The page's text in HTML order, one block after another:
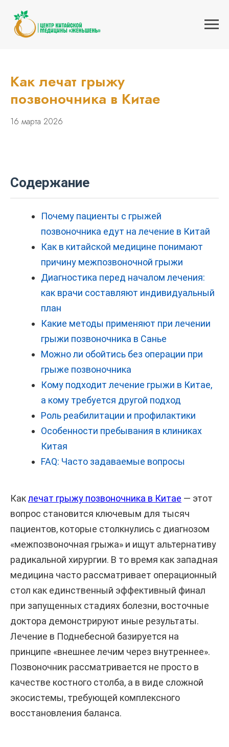
Главная » Блог » Как лечат грыжу позвоночника в Китае
Как лечат грыжу
позвоночника в Китае
16 марта 2026
Содержание
Почему пациенты с грыжей
позвоночника едут на лечение в Китай
Как в китайской медицине понимают
причину межпозвоночной грыжи
Диагностика перед началом лечения:
как врачи составляют индивидуальный
план
Какие методы применяют при лечении
грыжи позвоночника в Санье
Можно ли обойтись без операции при
грыже позвоночника
Кому подходит лечение грыжи в Китае,
а кому требуется другой подход
Роль реабилитации и профилактики
Особенности пребывания в клиниках
Китая
FAQ: Часто задаваемые вопросы
Каклечат грыжу позвоночника в Китае — этот
вопрос становится ключевым для тысяч
пациентов, которые столкнулись с диагнозом
«межпозвоночная грыжа» и ищут альтернативу
радикальной хирургии. В то время как западная
медицина часто рассматривает операционный
стол как единственный эффективный финал
при запущенных стадиях болезни, восточные
доктора демонстрируют иные результаты.
Лечение в Поднебесной базируется на
принципе «внешнее лечим через внутреннее».
Позвоночник рассматривается не просто в
качестве костного столба, а в виде сложной
экосистемы, требующей комплексного
восстановления баланса.